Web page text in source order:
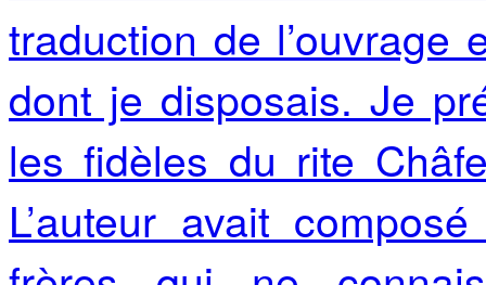
traduction de
dont je disposais. Je
les fidèles du rite
L’auteur avait